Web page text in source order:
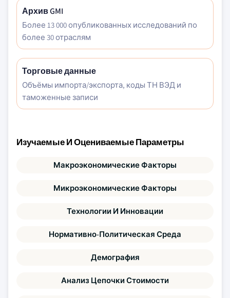
Архив GMI
Более 13 000 опубликованных исследований по
более 30 отраслям
Торговые данные
Объёмы импорта/экспорта, коды ТН ВЭД и
таможенные записи
Изучаемые И Оцениваемые Параметры
Макроэкономические Факторы
Микроэкономические Факторы
Технологии И Инновации
Нормативно-Политическая Среда
Демография
Анализ Цепочки Стоимости